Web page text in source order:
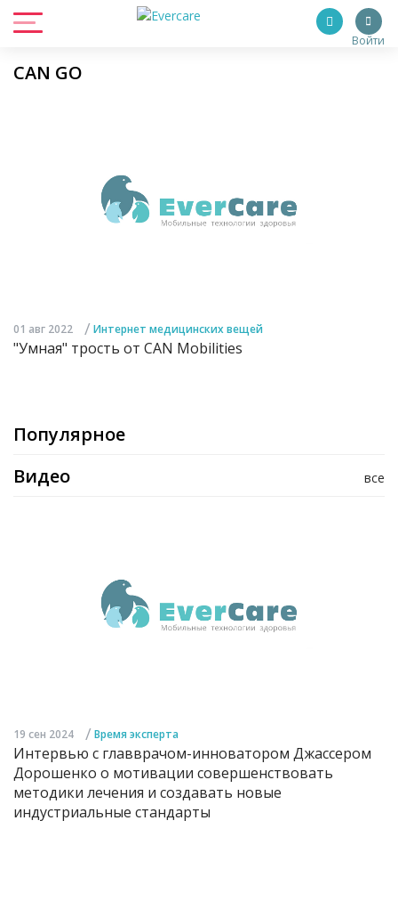
Войти
CAN GO
01 авг 2022 / Интернет медицинских вещей
"Умная" трость от CAN Mobilities
Популярное
все
Видео
19 сен 2024 / Время эксперта
Интервью с главврачом-инноватором Джассером
Дорошенко о мотивации совершенствовать
методики лечения и создавать новые
индустриальные стандарты